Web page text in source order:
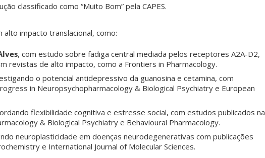
classificado como “Muito Bom” pela CAPES.
impacto translacional, como:
, com estudo sobre fadiga central mediada pelos receptores A2A-D2,
revistas de alto impacto, como a Frontiers in Pharmacology.
o potencial antidepressivo da guanosina e cetamina, com
in Neuropsychopharmacology & Biological Psychiatry e European
flexibilidade cognitiva e estresse social, com estudos publicados na
& Biological Psychiatry e Behavioural Pharmacology.
neuroplasticidade em doenças neurodegenerativas com publicações
e International Journal of Molecular Sciences.